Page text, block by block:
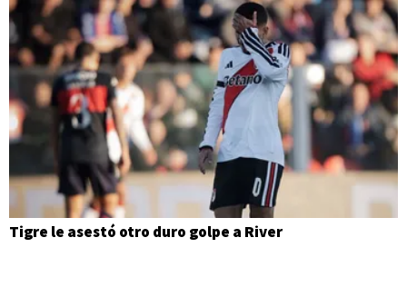
Tigre le asestó otro duro golpe a River